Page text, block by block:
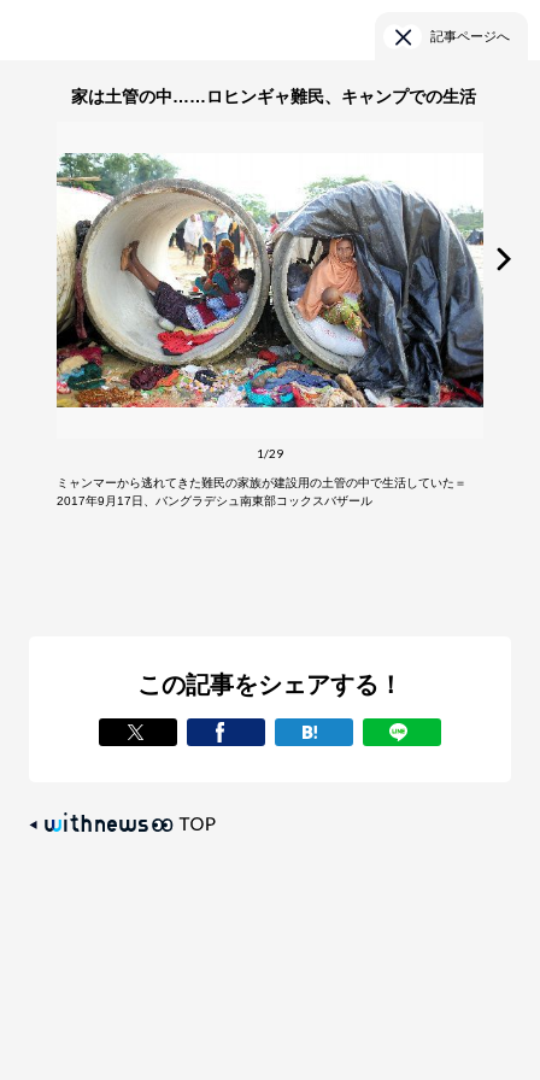
記事ページへ
家は土管の中……ロヒンギャ難民、キャンプでの生活
1/29
ミャンマーから逃れてきた難民の家族が建設用の土管の中で生活していた＝
2017年9月17日、バングラデシュ南東部コックスバザール
この記事をシェアする！